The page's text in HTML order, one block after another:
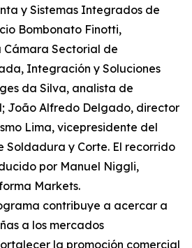
y Sistemas Integrados de
Bombonato Finotti,
Sectorial de
Integración y Soluciones
da Silva, analista de
João Alfredo Delgado, director
Lima, vicepresidente del
Soldadura y Corte. El recorrido
por Manuel Niggli,
Markets.
contribuye a acercar a
a los mercados
la promoción comercial